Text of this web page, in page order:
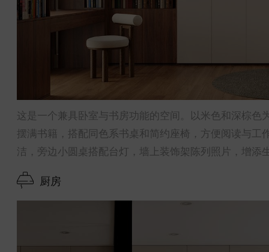
这是一个兼具卧室与书房功能的空间。以米色和深棕
摆满书籍，搭配同色系书桌和简约座椅，方便阅读与
洁，旁边小圆桌搭配台灯，墙上装饰架陈列照片，增添
厨房